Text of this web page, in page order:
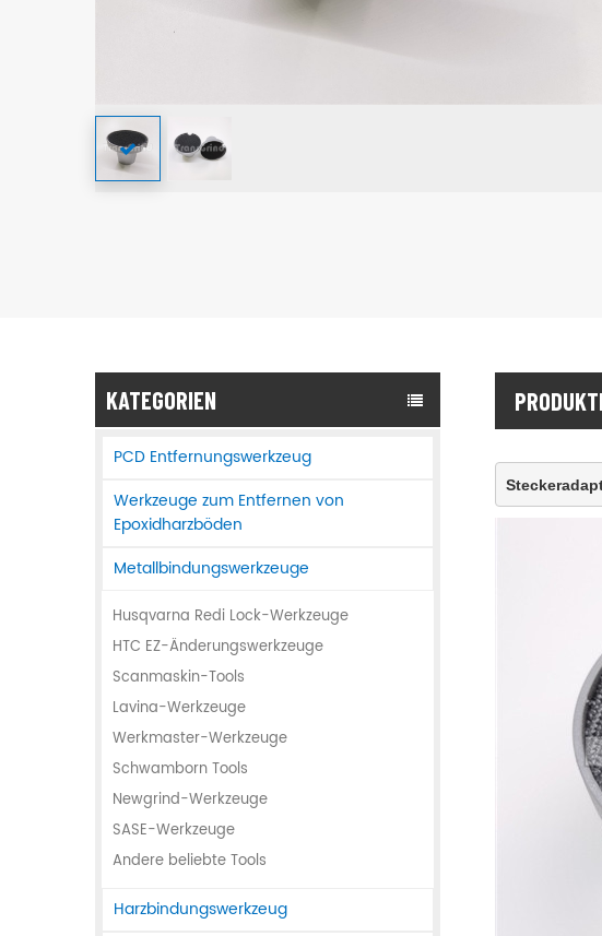
KATEGORIEN
PCD Entfernungswerkzeug
Werkzeuge zum Entfernen von
Epoxidharzböden
Metallbindungswerkzeuge
Husqvarna Redi Lock-Werkzeuge
HTC EZ-Änderungswerkzeuge
Scanmaskin-Tools
Lavina-Werkzeuge
Werkmaster-Werkzeuge
Schwamborn Tools
Newgrind-Werkzeuge
SASE-Werkzeuge
Andere beliebte Tools
Harzbindungswerkzeug